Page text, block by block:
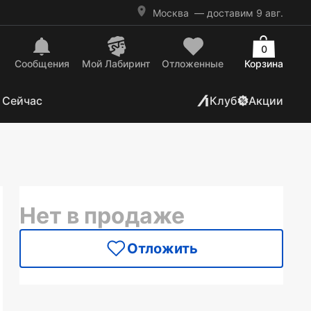
Москва — доставим 9 авг.
Сообщения Mой Лабиринт Отложенные Корзина
0
Клуб Акции
Нет в продаже
Отложить